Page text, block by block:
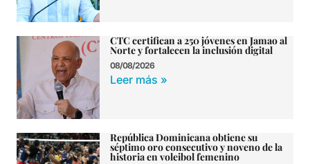
CTC certifican a 250 jóvenes en Jamao al
Norte y fortalecen la inclusión digital
08/08/2026
Leer más »
República Dominicana obtiene su
séptimo oro consecutivo y noveno de la
historia en voleibol femenino